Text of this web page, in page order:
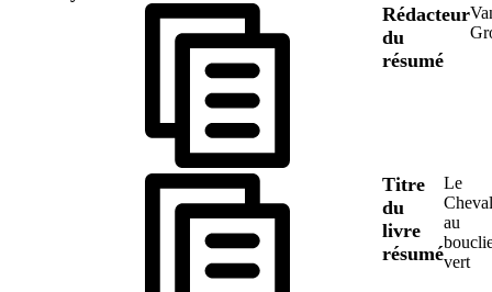
Rédacteur
du
résumé
Titre
du
livre
résumé
Le
au
vert